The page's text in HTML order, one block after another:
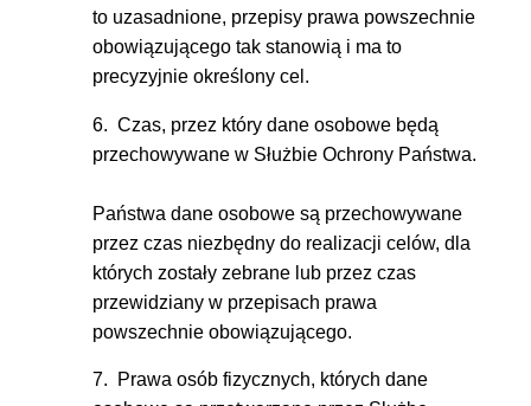
to uzasadnione, przepisy prawa powszechnie
obowiązującego tak stanowią i ma to
precyzyjnie określony cel.
6. Czas, przez który dane osobowe będą
przechowywane w Służbie Ochrony Państwa.
Państwa dane osobowe są przechowywane
przez czas niezbędny do realizacji celów, dla
których zostały zebrane lub przez czas
przewidziany w przepisach prawa
powszechnie obowiązującego.
7. Prawa osób fizycznych, których dane